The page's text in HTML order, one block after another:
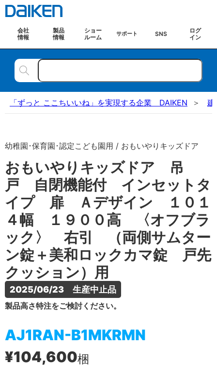
会社
情報
製品
情報
ショー
ルーム
サポート SNS
ログ
イン
「ずっと ここちいいね」を実現する企業 DAIKEN 建
幼稚園･保育園･認定こども園用 / おもいやりキッズドア
おもいやりキッズドア 吊
戸 自閉機能付 インセットタ
イプ 扉 Ａデザイン １０１
４幅 １９００高 〈オフブラ
ック〉 右引 （両側サムター
ン錠＋美和ロックカマ錠 戸先
クッション）用
2025/06/23　生産中止品
製品高さ特注をご検討ください。
AJ1RAN-B1MKRMN
¥104,600梱